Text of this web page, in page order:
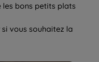
les bons petits plats
vous souhaitez la